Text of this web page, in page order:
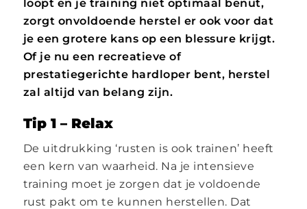
loopt en je training niet optimaal benut,
zorgt onvoldoende herstel er ook voor dat
je een grotere kans op een blessure krijgt.
Of je nu een recreatieve of
prestatiegerichte hardloper bent, herstel
zal altijd van belang zijn.
Tip 1 – Relax
De uitdrukking ‘rusten is ook trainen’ heeft
een kern van waarheid. Na je intensieve
training moet je zorgen dat je voldoende
rust pakt om te kunnen herstellen. Dat